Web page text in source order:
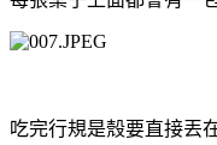
吃完行規是殼要直接丟